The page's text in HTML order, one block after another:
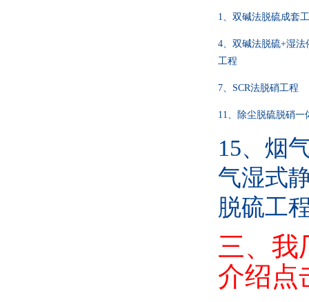
1、双碱法脱硫成套
4、双碱法脱硫+湿法
工程
7、SCR法脱硝工程
11、除尘脱硫脱硝一
15、烟
气湿式
脱硫工
三、我
介绍点